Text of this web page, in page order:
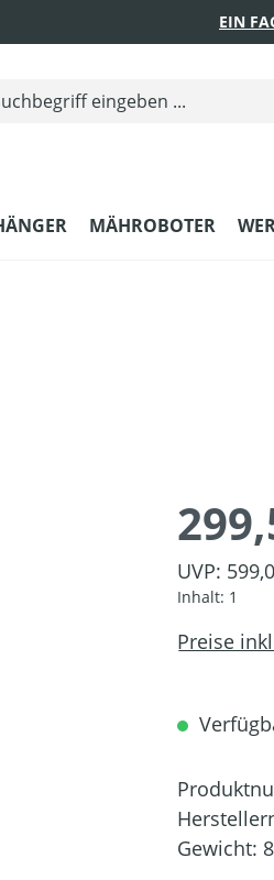
EIN
MÄHROBOTER
UVP:
Inhalt: 1
Preise
Gewicht: